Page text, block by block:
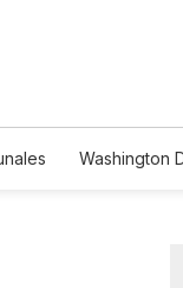
Washington